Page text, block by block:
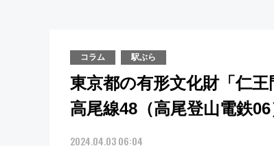
コラム 駅ぶら
東京都の有形文化財「仁
高尾線48（高尾登山電鉄06
2024.04.03 06:04